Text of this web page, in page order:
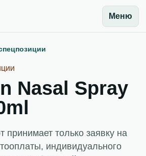
Меню
Nasal Spray
принимает только заявку на
индивидуального